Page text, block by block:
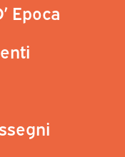
Epoca